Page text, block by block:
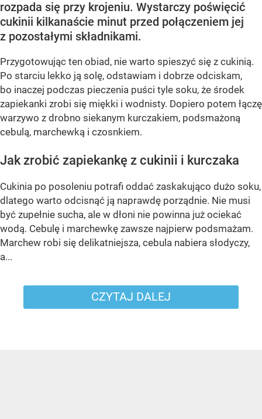
rozpada się przy krojeniu. Wystarczy poświęcić
cukinii kilkanaście minut przed połączeniem jej
z pozostałymi składnikami.
Przygotowując ten obiad, nie warto spieszyć się z cukinią.
Po starciu lekko ją solę, odstawiam i dobrze odciskam,
bo inaczej podczas pieczenia puści tyle soku, że środek
zapiekanki zrobi się miękki i wodnisty. Dopiero potem łączę
warzywo z drobno siekanym kurczakiem, podsmażoną
cebulą, marchewką i czosnkiem.
Jak zrobić zapiekankę z cukinii i kurczaka
Cukinia po posoleniu potrafi oddać zaskakująco dużo soku,
dlatego warto odcisnąć ją naprawdę porządnie. Nie musi
być zupełnie sucha, ale w dłoni nie powinna już ociekać
wodą. Cebulę i marchewkę zawsze najpierw podsmażam.
Marchew robi się delikatniejsza, cebula nabiera słodyczy,
a...
CZYTAJ DALEJ